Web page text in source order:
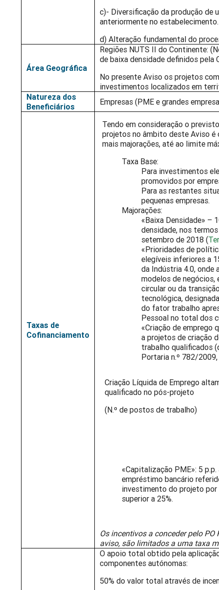
c)- Diversificação da produção de
anteriormente no estabelecimento.
d) Alteração fundamental do
Área Geográfica
Regiões NUTS II do Continente:
de baixa densidade definidos pela
No presente Aviso os projetos
investimentos localizados em
Natureza dos
Beneficiários
Empresas (PME e grandes
Taxas de
Cofinanciamento
Tendo em consideração o
projetos no âmbito deste Aviso é
mais majorações, até ao limite
Taxa Base:
Para investimentos
promovidos por
Para as restantes
pequenas empresas.
Majorações:
«Baixa Densidade» –
densidade, nos
setembro de 2018 (
«Prioridades de
elegíveis inferiores a
da Indústria 4.0,
modelos de
circular ou da
tecnológica,
do fator trabalho
Pessoal no total dos
«Criação de emprego
a projetos de criação
trabalho qualificados
Portaria n.º 782/
Criação Líquida de Emprego
qualificado no pós-projeto
(N.º de postos de trabalho)
«Capitalização PME»: 5
empréstimo bancário
investimento do projeto por
superior a 25%.
Os incentivos a conceder pelo
aviso, são limitados a uma taxa
O apoio total obtido pela
componentes autónomas:
50% do valor total através de